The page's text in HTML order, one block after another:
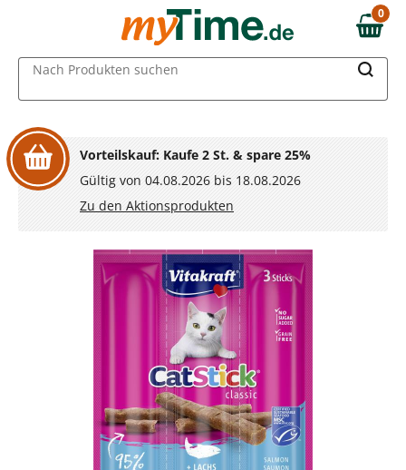
Zum Hauptinhalt springen
Zur Navigation springen
Zur Suche springen
0,00 €
0
Nach Produkten suchen
Vorteilskauf: Kaufe 2 St. & spare 25%
Gültig von 04.08.2026 bis 18.08.2026
Zu den Aktionsprodukten